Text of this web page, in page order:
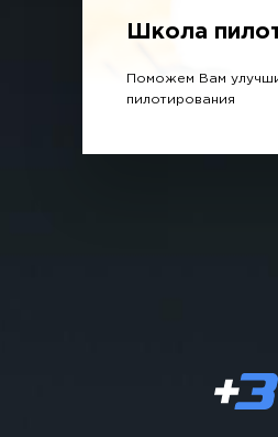
Школа
Поможем Вам
пилотирования